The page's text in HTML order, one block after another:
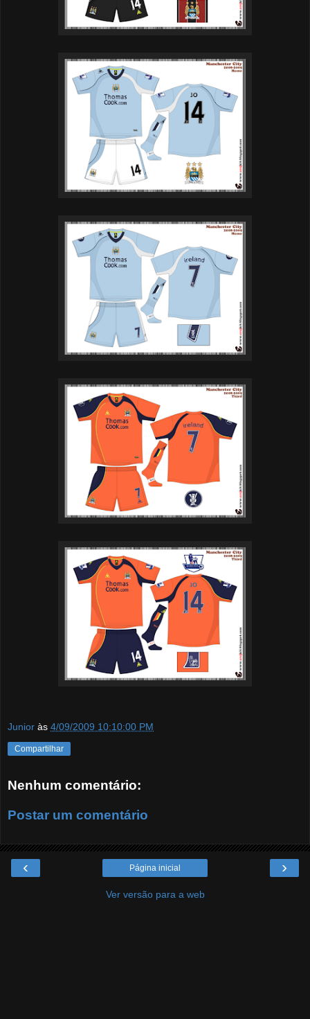
Junior às 4/09/2009 10:10:00 PM
Compartilhar
Nenhum comentário:
Postar um comentário
‹ ›
Página inicial
Ver versão para a web